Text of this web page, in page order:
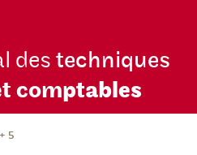
destechniques
comptables
5